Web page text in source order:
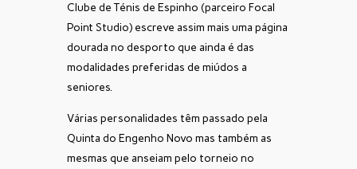
Clube de Ténis de Espinho (parceiro Focal
Point Studio) escreve assim mais uma página
dourada no desporto que ainda é das
modalidades preferidas de miúdos a
seniores.
Várias personalidades têm passado pela
Quinta do Engenho Novo mas também as
mesmas que anseiam pelo torneio no